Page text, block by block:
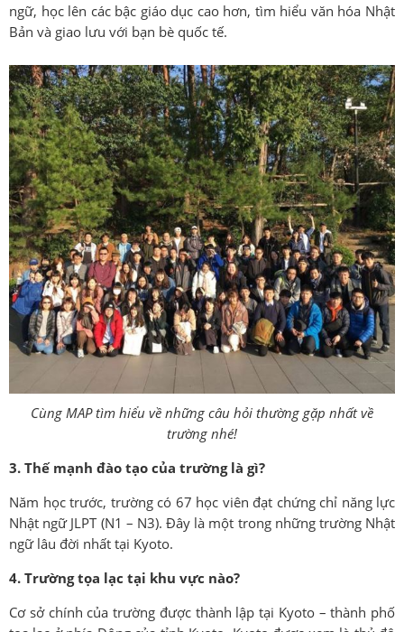
ngữ, học lên các bậc giáo dục cao hơn, tìm hiểu văn hóa Nhật
Bản và giao lưu với bạn bè quốc tế.
Cùng MAP tìm hiểu về những câu hỏi thường gặp nhất về
trường nhé!
3. Thế mạnh đào tạo của trường là gì?
Năm học trước, trường có 67 học viên đạt chứng chỉ năng lực
Nhật ngữ JLPT (N1 – N3). Đây là một trong những trường Nhật
ngữ lâu đời nhất tại Kyoto.
4. Trường tọa lạc tại khu vực nào?
Cơ sở chính của trường được thành lập tại Kyoto – thành phố